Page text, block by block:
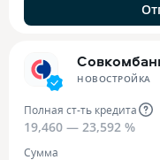
НОВОСТРОЙКА
Полная ст-ть кредита
19,460 — 23,592 %
Сумма